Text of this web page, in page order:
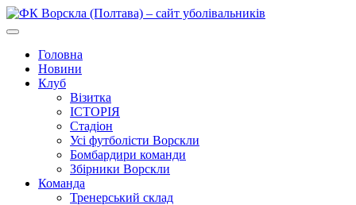
Головна
Новини
Клуб
Візитка
ІСТОРІЯ
Стадіон
Усі футболісти Ворскли
Бомбардири команди
Збірники Ворскли
Команда
Тренерський склад